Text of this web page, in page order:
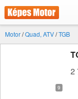
Motor/Quad, ATV/TGB
2